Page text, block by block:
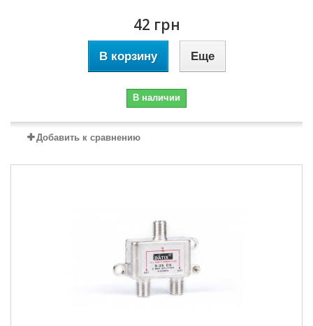
42 грн
В корзину Еще
В наличии
Добавить к сравнению